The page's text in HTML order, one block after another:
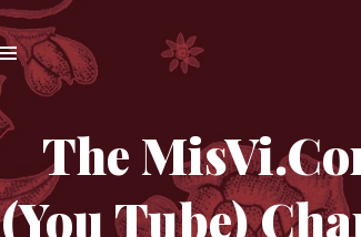
The
(You Tube)